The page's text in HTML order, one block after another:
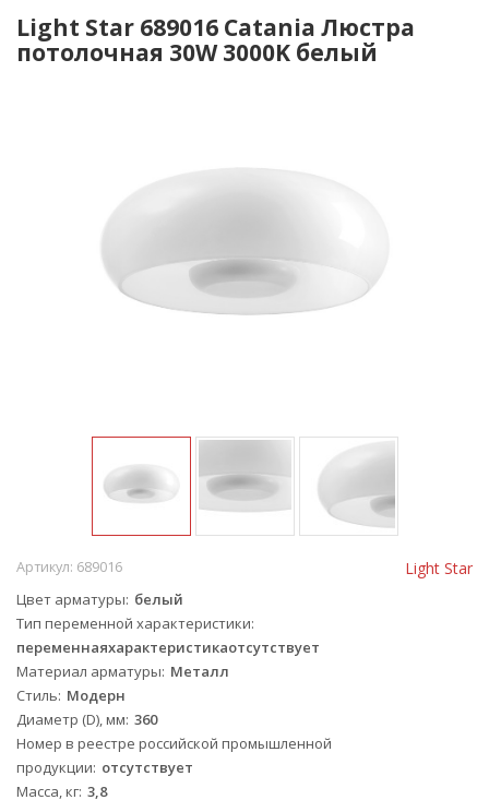
Light Star 689016 Catania Люстра
потолочная 30W 3000K белый
Light Star
Артикул: 689016
Цвет арматуры белый
Тип переменной характеристики
переменнаяхарактеристикаотсутствует
Материал арматуры Металл
Стиль Модерн
Диаметр (D), мм 360
Номер в реестре российской промышленной
продукции отсутствует
Масса, кг 3,8